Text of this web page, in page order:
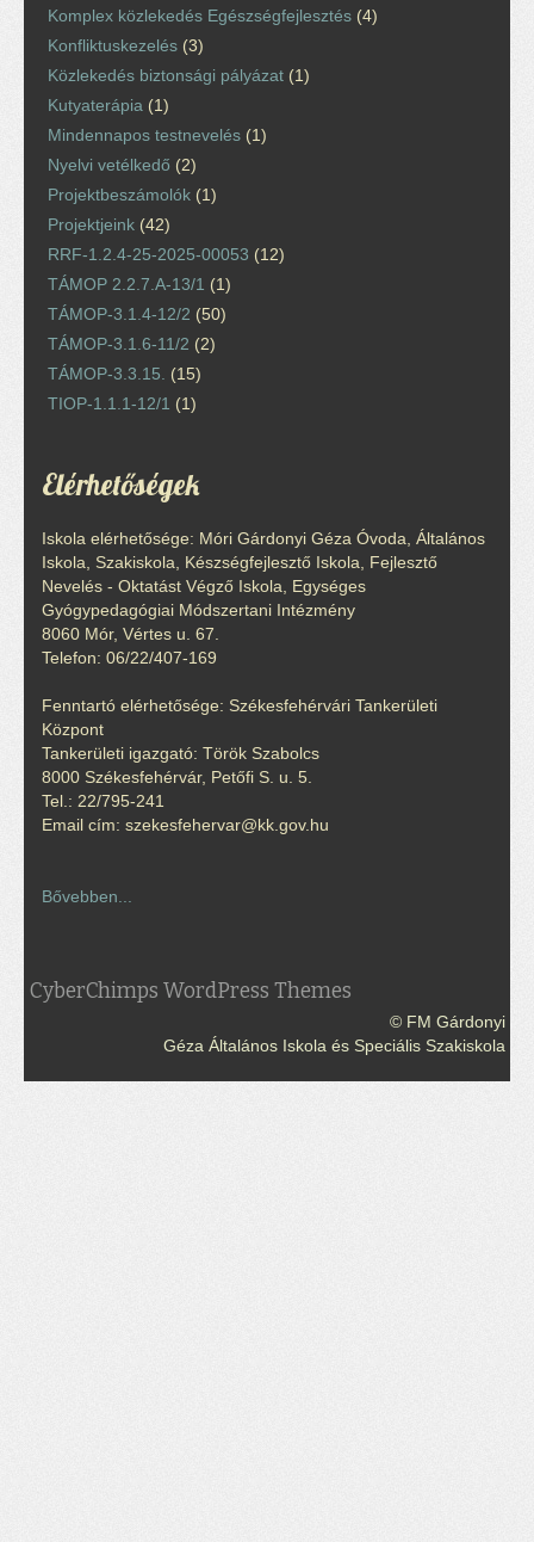
Komplex közlekedés Egészségfejlesztés (4)
Konfliktuskezelés (3)
Közlekedés biztonsági pályázat (1)
Kutyaterápia (1)
Mindennapos testnevelés (1)
Nyelvi vetélkedő (2)
Projektbeszámolók (1)
Projektjeink (42)
RRF-1.2.4-25-2025-00053 (12)
TÁMOP 2.2.7.A-13/1 (1)
TÁMOP-3.1.4-12/2 (50)
TÁMOP-3.1.6-11/2 (2)
TÁMOP-3.3.15.
(15)
TIOP-1.1.1-12/1 (1)
Elérhetőségek
Iskola elérhetősége: Móri Gárdonyi Géza Óvoda, Általános
Iskola, Szakiskola, Készségfejlesztő Iskola, Fejlesztő
Nevelés - Oktatást Végző Iskola, Egységes
Gyógypedagógiai Módszertani Intézmény
8060 Mór, Vértes u. 67.
Telefon: 06/22/407-169
Fenntartó elérhetősége: Székesfehérvári Tankerületi
Központ
Tankerületi igazgató: Török Szabolcs
8000 Székesfehérvár, Petőfi S. u. 5.
Tel.: 22/795-241
Email cím: szekesfehervar@kk.gov.hu
Bővebben...
CyberChimps WordPress Themes
© FM Gárdonyi
Géza Általános Iskola és Speciális Szakiskola